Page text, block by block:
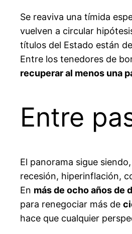
Se reaviva una tímida
vuelven a circular
títulos del Estado están
Entre los tenedores de
recuperar al menos una
Entre
El panorama sigue
recesión, hiperinflación,
En más de ocho años de
para renegociar más de
hace que cualquier